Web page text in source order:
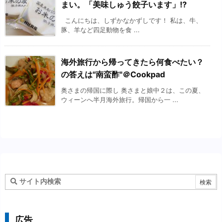
まい。「美味しゅう餃子います」!?
こんにちは、しずかなかずしです！ 私は、牛、
豚、羊など四足動物を食 ...
海外旅行から帰ってきたら何食べたい？
の答えは"南蛮酢"＠Cookpad
奥さまの帰国に際し 奥さまと娘中２は、この夏、
ウィーンへ半月海外旅行。帰国から一 ...
広告